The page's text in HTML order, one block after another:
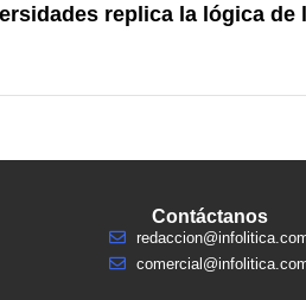
replica la lógica de
Contáctanos